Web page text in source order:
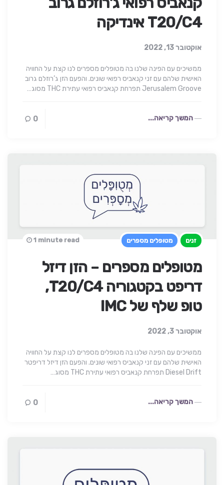
T20/C4 אינדיקה
אוקטובר 13, 2022
ממשיכים עם הפינה שלנו בה מטופלים מספרים לנו קצת על החוויה
האישית שלהם עם זני קנאביס רפואי שונים. והפעם הזן ג’רוזלם גרוב
Jerusalem Groove תפרחת קנאביס רפואי עתירת THC מסוג…
המשך קריאה... 0
זנים מטופלים מספרים
מטופלים מספרים – הזן דיזל
דריפט בקטגוריה T20/C4,
טופ שלף של IMC
אוקטובר 3, 2022
1 minute read
ממשיכים עם הפינה שלנו בה מטופלים מספרים לנו קצת על החוויה
האישית שלהם עם זני קנאביס רפואי שונים. והפעם הזן דיזל דריפטר
Diesel Drift תפרחת קנאביס רפואי עתירת THC מסוג…
המשך קריאה... 0